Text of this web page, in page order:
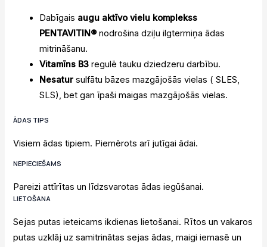
Dabīgais augu aktīvo vielu komplekss
PENTAVITIN®nodrošina dziļu ilgtermiņa ādas
mitrināšanu.
Vitamīns B3 regulē tauku dziedzeru darbību.
Nesatursulfātu bāzes mazgājošās vielas ( SLES,
SLS), bet gan īpaši maigas mazgājošās vielas.
ĀDAS TIPS
Visiem ādas tipiem. Piemērots arī jutīgai ādai.
NEPIECIEŠAMS
Pareizi attīrītas un līdzsvarotas ādas iegūšanai.
LIETOŠANA
Sejas putas ieteicams ikdienas lietošanai. Rītos un vakaros
putas uzklāj uz samitrinātas sejas ādas, maigi iemasē un